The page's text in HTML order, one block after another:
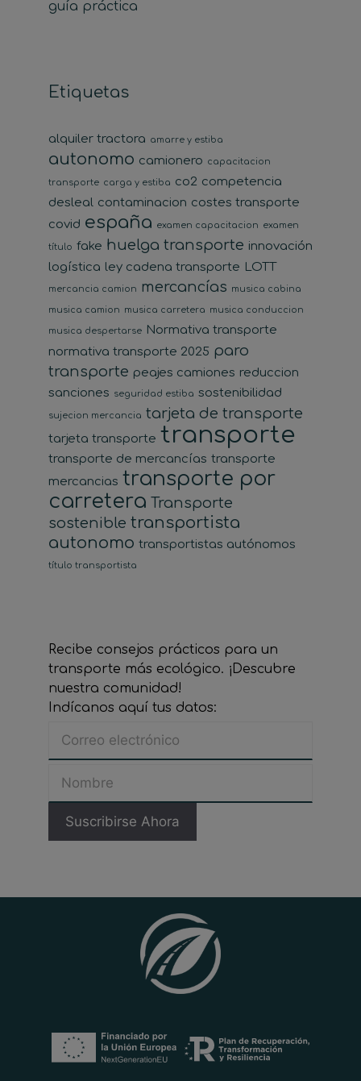
guía práctica
Etiquetas
alquiler tractora amarre y estiba
autonomo camionero capacitacion
transporte carga y estiba co2 competencia
desleal contaminacion costes transporte
covid españa examen capacitacion examen
título fake huelga transporte innovación
logística ley cadena transporte LOTT
mercancia camion mercancías musica cabina
musica camion musica carretera musica conduccion
musica despertarse
Normativa transporte
normativa transporte 2025 paro
transporte peajes camiones reduccion
sanciones
seguridad estiba sostenibilidad
sujecion mercancia tarjeta de transporte
tarjeta transporte transporte
transporte de mercancías transporte
mercancias transporte por
carretera Transporte
sostenible transportista
autonomo transportistas autónomos
título transportista
Recibe consejos prácticos para un
transporte más ecológico. ¡Descubre
nuestra comunidad!
Indícanos aquí tus datos: